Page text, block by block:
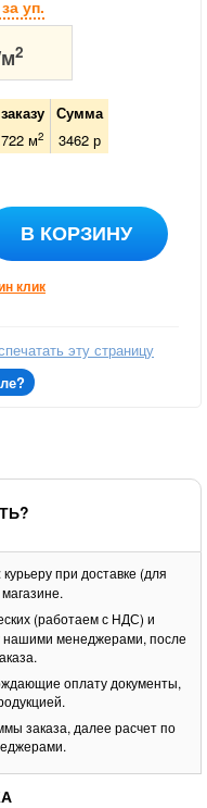
уп.
2
Сумма
м2 3462р
В КОРЗИНУ
клик
эту страницу
: курьеру при доставке (для
(работаем с НДС) и
нашими менеджерами, после
оплату документы,
заказа, далее расчет по